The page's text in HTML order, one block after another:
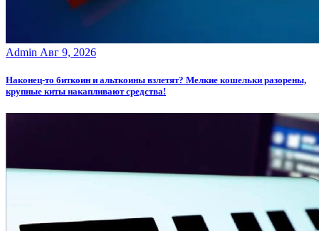
Admin Авг 9, 2026
Наконец-то биткоин и альткоины взлетят? Мелкие кошельки разорены,
крупные киты накапливают средства!